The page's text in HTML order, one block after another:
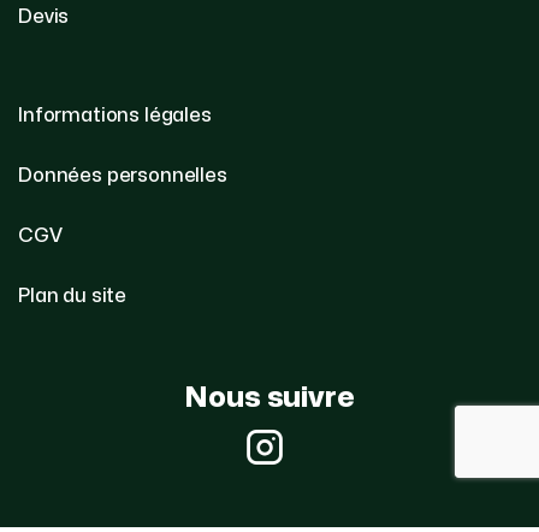
Devis
Informations légales
Données personnelles
CGV
Plan du site
Nous suivre
Instagram